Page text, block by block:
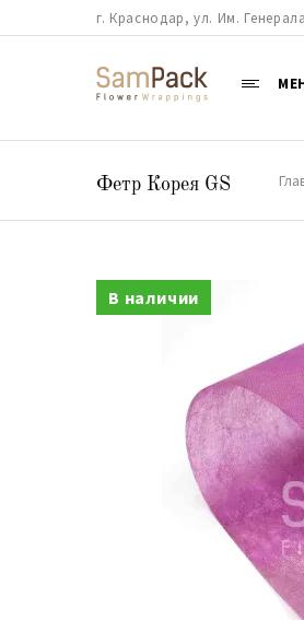
г. Краснодар, ул. Им.
Фетр Корея GS
В наличии